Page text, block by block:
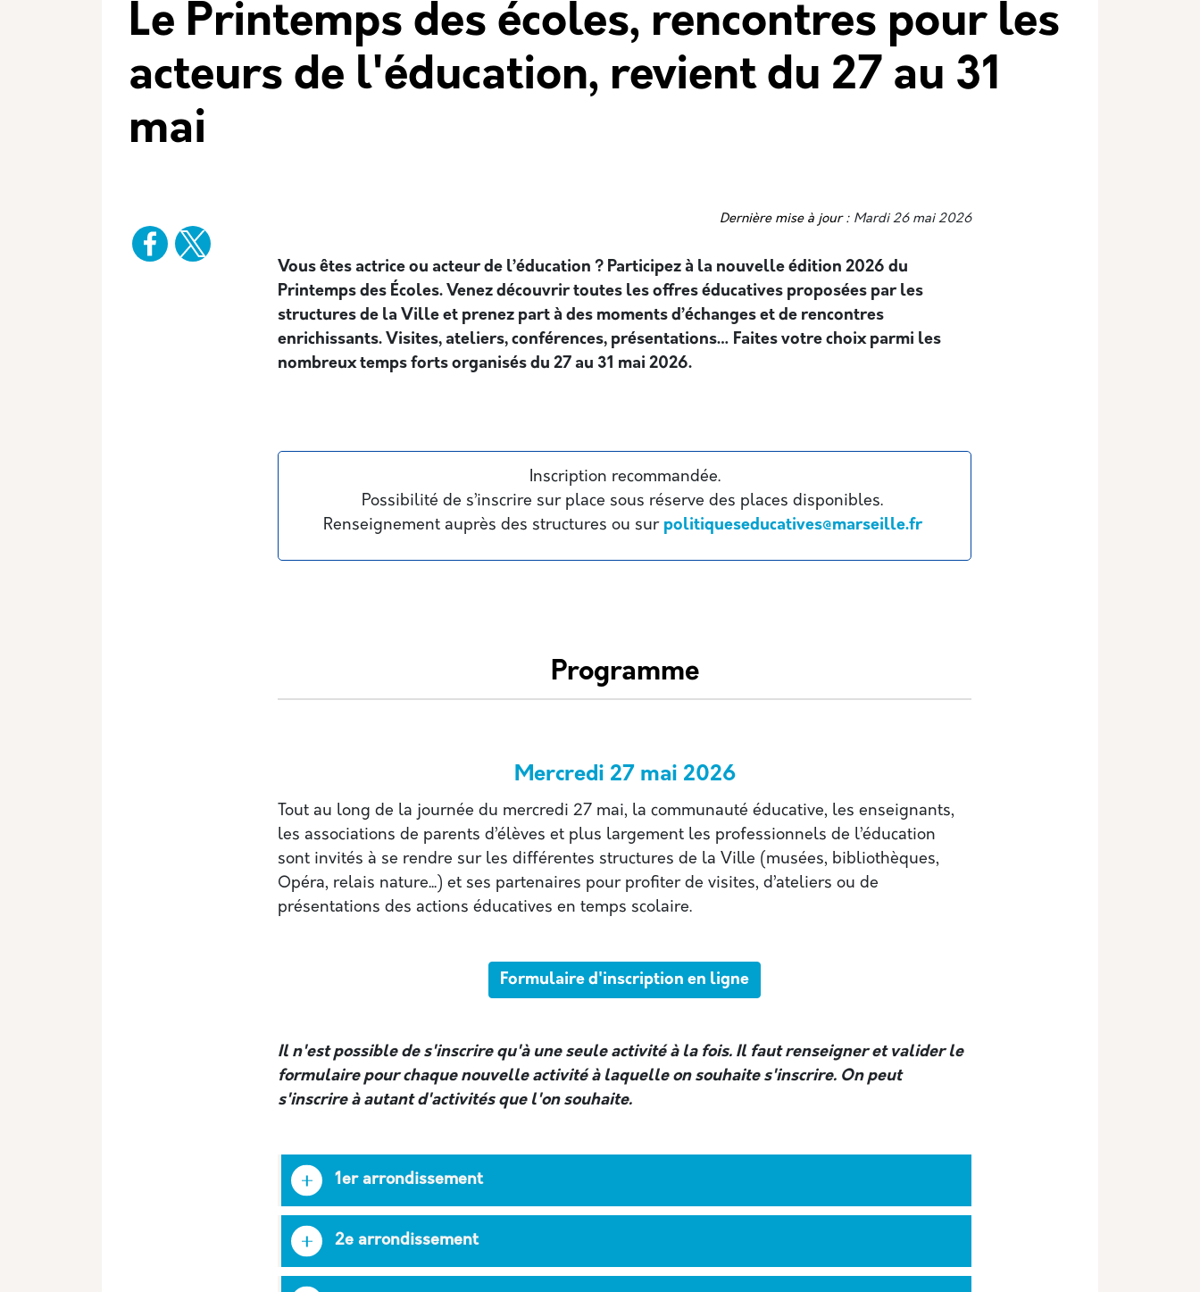
Le Printemps des écoles, rencontres pour les
acteurs de l'éducation, revient du 27 au 31
mai
Dernière mise à jour : Mardi 26 mai 2026
Vous êtes actrice ou acteur de l’éducation ? Participez à la nouvelle édition 2026 du
Printemps des Écoles. Venez découvrir toutes les offres éducatives proposées par les
structures de la Ville et prenez part à des moments d’échanges et de rencontres
enrichissants. Visites, ateliers, conférences, présentations… Faites votre choix parmi les
nombreux temps forts organisés du 27 au 31 mai 2026.
Inscription recommandée.
Possibilité de s’inscrire sur place sous réserve des places disponibles.
Renseignement auprès des structures ou sur politiqueseducatives@marseille.fr
Programme
Mercredi 27 mai 2026
Tout au long de la journée du mercredi 27 mai, la communauté éducative, les enseignants,
les associations de parents d’élèves et plus largement les professionnels de l’éducation
sont invités à se rendre sur les différentes structures de la Ville (musées, bibliothèques,
Opéra, relais nature...) et ses partenaires pour profiter de visites, d’ateliers ou de
présentations des actions éducatives en temps scolaire.
Formulaire d'inscription en ligne
Il n'est possible de s'inscrire qu'à une seule activité à la fois. Il faut renseigner et valider le
formulaire pour chaque nouvelle activité à laquelle on souhaite s'inscrire. On peut
s'inscrire à autant d'activités que l'on souhaite.
1er arrondissement
2e arrondissement